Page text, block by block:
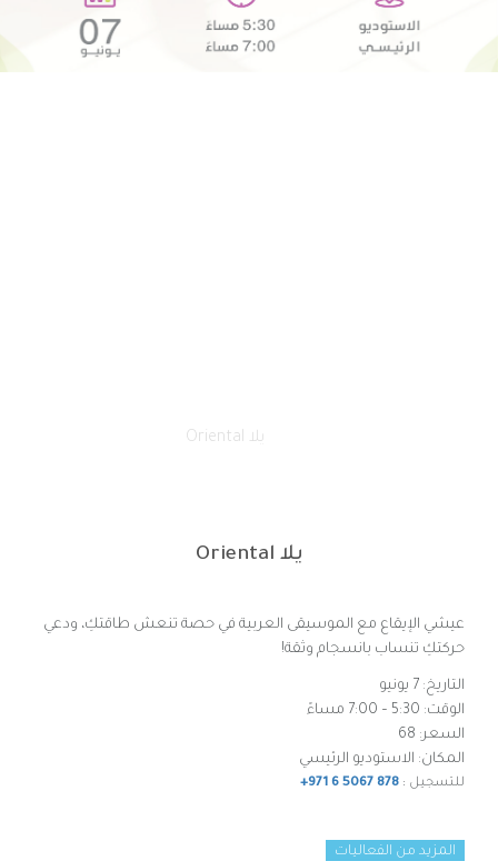
يلا Oriental
يلا Oriental
عيشي الإيقاع مع الموسيقى العربية في حصة تنعش طاقتكِ، ودعي
حركتكِ تنساب بانسجام وثقة!
التاريخ: 7 يونيو
الوقت: 5:30 – 7:00 مساءً
السعر: 68
المكان: الاستوديو الرئيسي
للتسجيل : +971 6 5067 878
المزيد من الفعاليات